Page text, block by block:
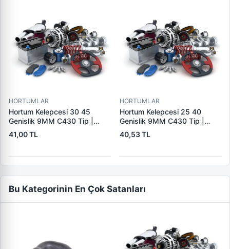
HORTUMLAR
Hortum Kelepcesi 30 45
Genislik 9MM C430 Tip |
ERBI C430 30-45
41,00 TL
HORTUMLAR
Hortum Kelepcesi 25 40
Genislik 9MM C430 Tip |
ERBI C430 25-40
40,53 TL
Bu Kategorinin En Çok Satanları